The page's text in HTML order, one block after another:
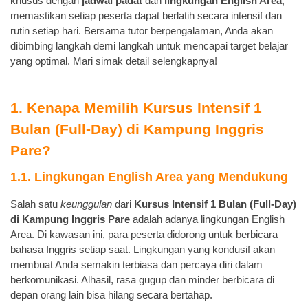
memastikan setiap peserta dapat berlatih secara intensif dan
rutin setiap hari. Bersama tutor berpengalaman, Anda akan
dibimbing langkah demi langkah untuk mencapai target belajar
yang optimal. Mari simak detail selengkapnya!
1. Kenapa Memilih Kursus Intensif 1
Bulan (Full-Day) di Kampung Inggris
Pare?
1.1. Lingkungan English Area yang Mendukung
Salah satu keunggulan dari Kursus Intensif 1 Bulan (Full-Day)
di Kampung Inggris Pare adalah adanya lingkungan English
Area. Di kawasan ini, para peserta didorong untuk berbicara
bahasa Inggris setiap saat. Lingkungan yang kondusif akan
membuat Anda semakin terbiasa dan percaya diri dalam
berkomunikasi. Alhasil, rasa gugup dan minder berbicara di
depan orang lain bisa hilang secara bertahap.